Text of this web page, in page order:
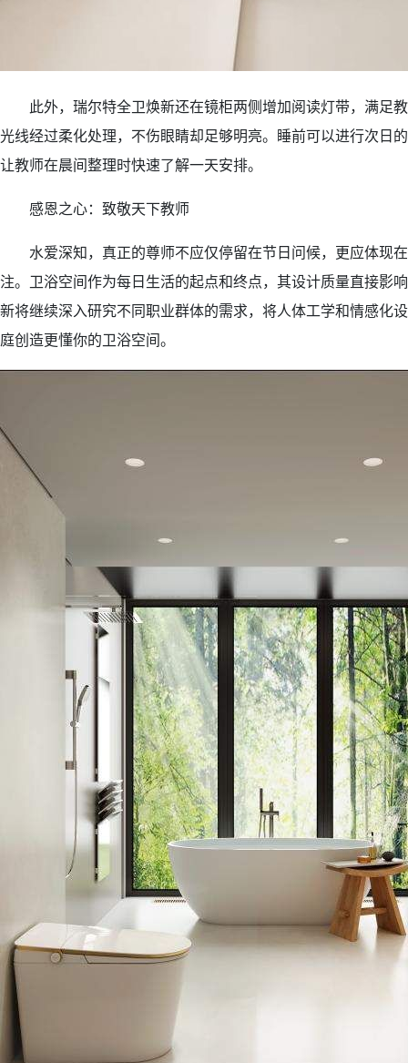
此外，瑞尔特全卫焕新还在镜柜两侧增加阅读灯带，满足教
光线经过柔化处理，不伤眼睛却足够明亮。睡前可以进行次日
让教师在晨间整理时快速了解一天安排。
感恩之心：致敬天下教师
水爱深知，真正的尊师不应仅停留在节日问候，更应体现在
注。卫浴空间作为每日生活的起点和终点，其设计质量直接影
新将继续深入研究不同职业群体的需求，将人体工学和情感化
庭创造更懂你的卫浴空间。